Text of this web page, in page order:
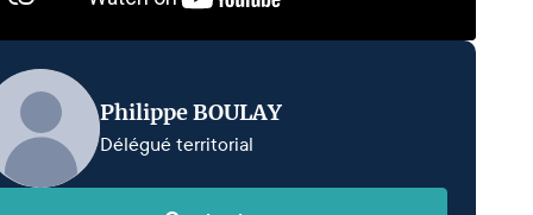
Philippe BOULAY
Délégué territorial